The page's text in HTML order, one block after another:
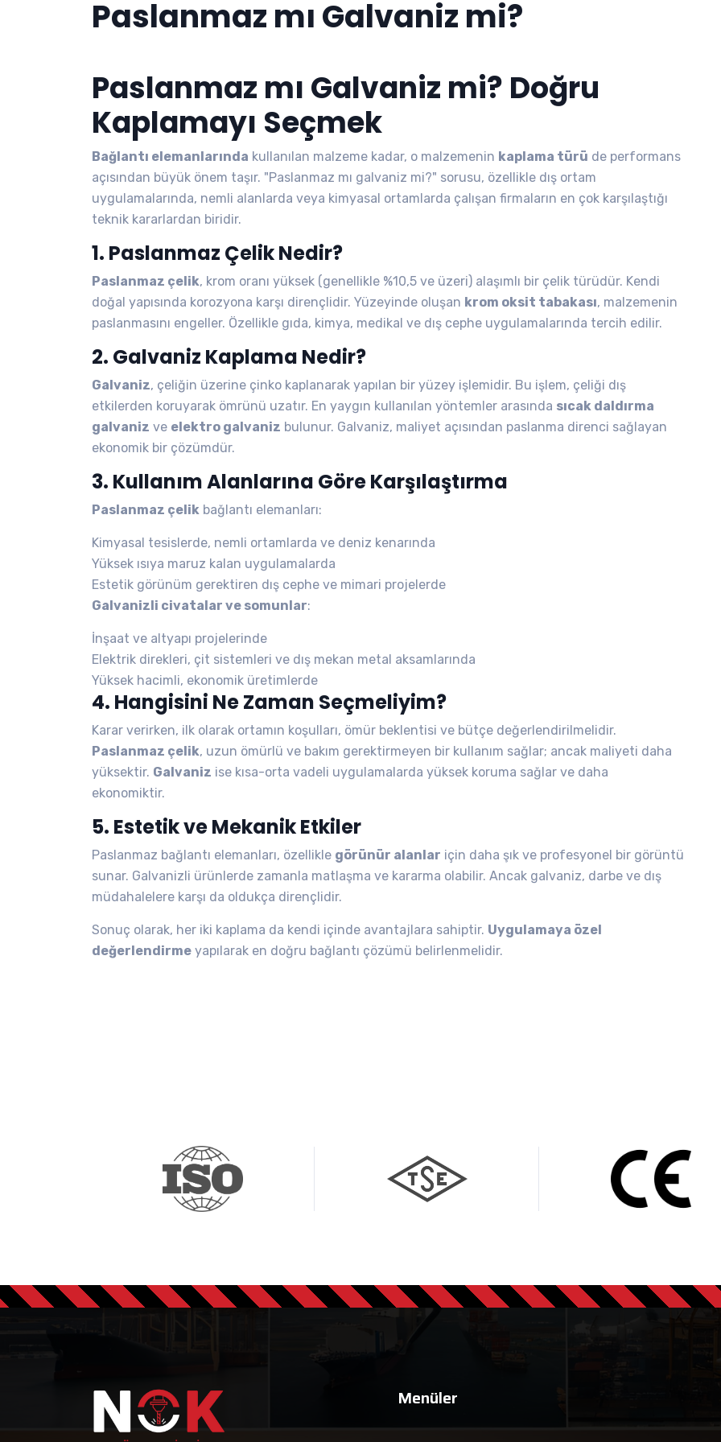
Paslanmaz mı Galvaniz mi?
Paslanmaz mı Galvaniz mi? Doğru
Kaplamayı Seçmek
Bağlantı elemanlarında kullanılan malzeme kadar, o malzemenin kaplama türü de performans
açısından büyük önem taşır. "Paslanmaz mı galvaniz mi?" sorusu, özellikle dış ortam
uygulamalarında, nemli alanlarda veya kimyasal ortamlarda çalışan firmaların en çok karşılaştığı
teknik kararlardan biridir.
1. Paslanmaz Çelik Nedir?
Paslanmaz çelik, krom oranı yüksek (genellikle %10,5 ve üzeri) alaşımlı bir çelik türüdür. Kendi
doğal yapısında korozyona karşı dirençlidir. Yüzeyinde oluşan krom oksit tabakası, malzemenin
paslanmasını engeller. Özellikle gıda, kimya, medikal ve dış cephe uygulamalarında tercih edilir.
2. Galvaniz Kaplama Nedir?
Galvaniz, çeliğin üzerine çinko kaplanarak yapılan bir yüzey işlemidir. Bu işlem, çeliği dış
etkilerden koruyarak ömrünü uzatır. En yaygın kullanılan yöntemler arasında sıcak daldırma
galvaniz ve elektro galvaniz bulunur. Galvaniz, maliyet açısından paslanma direnci sağlayan
ekonomik bir çözümdür.
3. Kullanım Alanlarına Göre Karşılaştırma
Paslanmaz çelik bağlantı elemanları:
Kimyasal tesislerde, nemli ortamlarda ve deniz kenarında
Yüksek ısıya maruz kalan uygulamalarda
Estetik görünüm gerektiren dış cephe ve mimari projelerde
Galvanizli civatalar ve somunlar:
İnşaat ve altyapı projelerinde
Elektrik direkleri, çit sistemleri ve dış mekan metal aksamlarında
Yüksek hacimli, ekonomik üretimlerde
4. Hangisini Ne Zaman Seçmeliyim?
Karar verirken, ilk olarak ortamın koşulları, ömür beklentisi ve bütçe değerlendirilmelidir.
Paslanmaz çelik, uzun ömürlü ve bakım gerektirmeyen bir kullanım sağlar; ancak maliyeti daha
yüksektir. Galvaniz ise kısa-orta vadeli uygulamalarda yüksek koruma sağlar ve daha
ekonomiktir.
5. Estetik ve Mekanik Etkiler
Paslanmaz bağlantı elemanları, özellikle görünür alanlar için daha şık ve profesyonel bir görüntü
sunar. Galvanizli ürünlerde zamanla matlaşma ve kararma olabilir. Ancak galvaniz, darbe ve dış
müdahalelere karşı da oldukça dirençlidir.
Sonuç olarak, her iki kaplama da kendi içinde avantajlara sahiptir. Uygulamaya özel
değerlendirme yapılarak en doğru bağlantı çözümü belirlenmelidir.
Menüler